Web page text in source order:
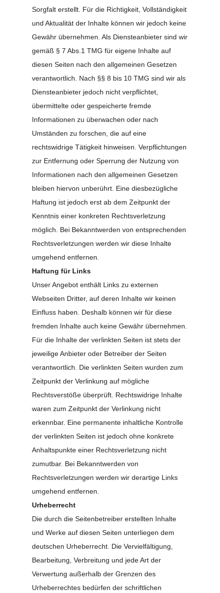
Sorgfalt erstellt. Für die Richtigkeit, Vollständigkeit
und Aktualität der Inhalte können wir jedoch keine
Gewähr übernehmen. Als Diensteanbieter sind wir
gemäß § 7 Abs.1 TMG für eigene Inhalte auf
diesen Seiten nach den allgemeinen Gesetzen
verantwortlich. Nach §§ 8 bis 10 TMG sind wir als
Diensteanbieter jedoch nicht verpflichtet,
übermittelte oder gespeicherte fremde
Informationen zu überwachen oder nach
Umständen zu forschen, die auf eine
rechtswidrige Tätigkeit hinweisen. Verpflichtungen
zur Entfernung oder Sperrung der Nutzung von
Informationen nach den allgemeinen Gesetzen
bleiben hiervon unberührt. Eine diesbezügliche
Haftung ist jedoch erst ab dem Zeitpunkt der
Kenntnis einer konkreten Rechtsverletzung
möglich. Bei Bekanntwerden von entsprechenden
Rechtsverletzungen werden wir diese Inhalte
umgehend entfernen.
Haftung für Links
Unser Angebot enthält Links zu externen
Webseiten Dritter, auf deren Inhalte wir keinen
Einfluss haben. Deshalb können wir für diese
fremden Inhalte auch keine Gewähr übernehmen.
Für die Inhalte der verlinkten Seiten ist stets der
jeweilige Anbieter oder Betreiber der Seiten
verantwortlich. Die verlinkten Seiten wurden zum
Zeitpunkt der Verlinkung auf mögliche
Rechtsverstöße überprüft. Rechtswidrige Inhalte
waren zum Zeitpunkt der Verlinkung nicht
erkennbar. Eine permanente inhaltliche Kontrolle
der verlinkten Seiten ist jedoch ohne konkrete
Anhaltspunkte einer Rechtsverletzung nicht
zumutbar. Bei Bekanntwerden von
Rechtsverletzungen werden wir derartige Links
umgehend entfernen.
Urheberrecht
Die durch die Seitenbetreiber erstellten Inhalte
und Werke auf diesen Seiten unterliegen dem
deutschen Urheberrecht. Die Vervielfältigung,
Bearbeitung, Verbreitung und jede Art der
Verwertung außerhalb der Grenzen des
Urheberrechtes bedürfen der schriftlichen